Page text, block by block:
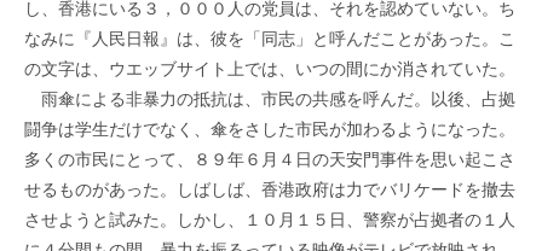
し、香港にいる３，０００人の党員は、それを認めていない。ち
なみに『人民日報』は、彼を「同志」と呼んだことがあった。こ
の文字は、ウエッブサイト上では、いつの間にか消されていた。
雨傘による非暴力の抵抗は、市民の共感を呼んだ。以後、占拠
闘争は学生だけでなく、傘をさした市民が加わるようになった。
多くの市民にとって、８９年６月４日の天安門事件を思い起こさ
せるものがあった。しばしば、香港政府は力でバリケードを撤去
させようと試みた。しかし、１０月１５日、警察が占拠者の１人